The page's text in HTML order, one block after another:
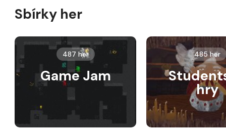
Sbírky her
487 her
Game Jam
485 her
hry